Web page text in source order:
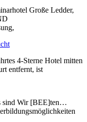
Große Ledder,
4-Sterne Hotel mitten
entfernt, ist
sind Wir [BEE]ten…